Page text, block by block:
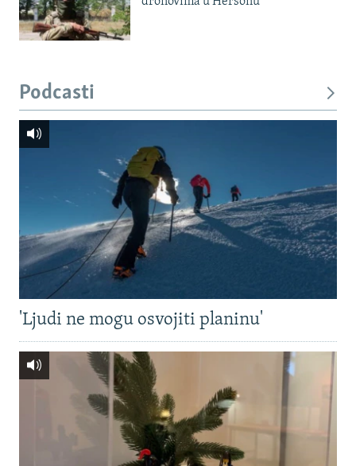
Podcasti
'Ljudi ne mogu osvojiti planinu'